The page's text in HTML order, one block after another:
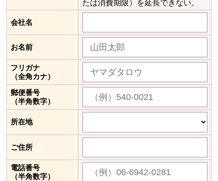
たは消費期限）を延長できない。
会社名
お名前
フリガナ
（全角カナ）
郵便番号
（半角数字）
所在地
ご住所
電話番号
（半角数字）